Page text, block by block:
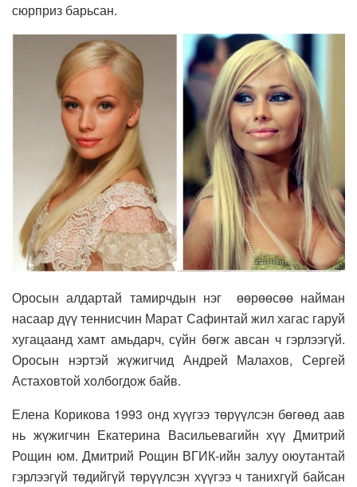
сюрприз барьсан.
Оросын алдартай тамирчдын нэг өөрөөсөө найман
насаар дүү теннисчин Марат Сафинтай жил хагас гаруй
хугацаанд хамт амьдарч, сүйн бөгж авсан ч гэрлээгүй.
Оросын нэртэй жүжигчид Андрей Малахов, Сергей
Астаховтой холбогдож байв.
Елена Корикова 1993 онд хүүгээ төрүүлсэн бөгөөд аав
нь жүжигчин Екатерина Васильевагийн хүү Дмитрий
Рощин юм. Дмитрий Рощин ВГИК-ийн залуу оюутантай
гэрлээгүй төдийгүй төрүүлсэн хүүгээ ч танихгүй байсан